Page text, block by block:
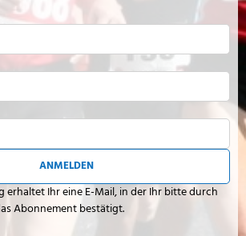
ANMELDEN
erhaltet Ihr eine E-Mail, in der Ihr bitte durch
Abonnement bestätigt.